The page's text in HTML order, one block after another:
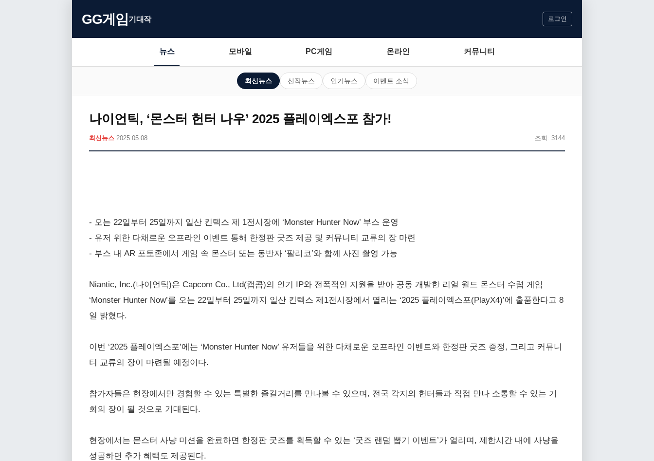
GG게임기대작 로그인
뉴스 모바일 PC게임 온라인 커뮤니티
최신뉴스 신작뉴스 인기뉴스 이벤트 소식
나이언틱, ‘몬스터 헌터 나우’ 2025 플레이엑스포 참가!
최신뉴스 2025.05.08 조회: 3144
- 오는 22일부터 25일까지 일산 킨텍스 제 1전시장에 ‘Monster Hunter Now’ 부스 운영
- 유저 위한 다채로운 오프라인 이벤트 통해 한정판 굿즈 제공 및 커뮤니티 교류의 장 마련
- 부스 내 AR 포토존에서 게임 속 몬스터 또는 동반자 ‘팔리코’와 함께 사진 촬영 가능
Niantic, Inc.(나이언틱)은 Capcom Co., Ltd(캡콤)의 인기 IP와 전폭적인 지원을 받아 공동 개발한 리얼 월드 몬스터 수렵 게임
‘Monster Hunter Now’를 오는 22일부터 25일까지 일산 킨텍스 제1전시장에서 열리는 ‘2025 플레이엑스포(PlayX4)’에 출품한다고 8
일 밝혔다.
이번 ‘2025 플레이엑스포’에는 ‘Monster Hunter Now’ 유저들을 위한 다채로운 오프라인 이벤트와 한정판 굿즈 증정, 그리고 커뮤니
티 교류의 장이 마련될 예정이다.
참가자들은 현장에서만 경험할 수 있는 특별한 즐길거리를 만나볼 수 있으며, 전국 각지의 헌터들과 직접 만나 소통할 수 있는 기
회의 장이 될 것으로 기대된다.
현장에서는 몬스터 사냥 미션을 완료하면 한정판 굿즈를 획득할 수 있는 ‘굿즈 랜덤 뽑기 이벤트’가 열리며, 제한시간 내에 사냥을
성공하면 추가 혜택도 제공된다.